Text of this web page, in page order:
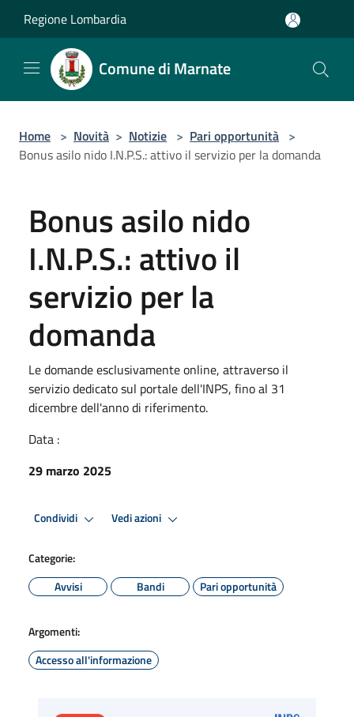
Regione Lombardia
Comune di Marnate
Home > Novità > Notizie > Pari opportunità >
Bonus asilo nido I.N.P.S.: attivo il servizio per la domanda
Bonus asilo nido
I.N.P.S.: attivo il
servizio per la
domanda
Le domande esclusivamente online, attraverso il
servizio dedicato sul portale dell'INPS, fino al 31
dicembre dell'anno di riferimento.
Data :
29 marzo 2025
Condividi Vedi azioni
Categorie:
Avvisi
Bandi Pari opportunità
Argomenti:
Accesso all'informazione